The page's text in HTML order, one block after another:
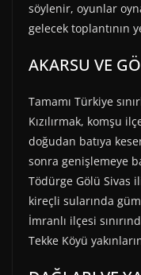
söylenir, oyunlar
gelecek toplantının
AKARSU VE
Tamamı Türkiye
Kızılırmak, komşu
doğudan batıya
sonra genişlemeye
Tödürge Gölü Sivas
kireçli sularında
İmranlı ilçesi
Tekke Köyü